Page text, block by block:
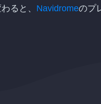
ると、 Navidromeのプ